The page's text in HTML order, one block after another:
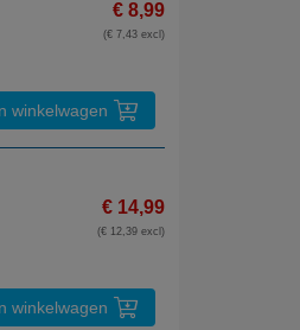
€ 8,99
(€ 7,43 excl)
winkelwagen
€ 14,99
(€ 12,39 excl)
winkelwagen